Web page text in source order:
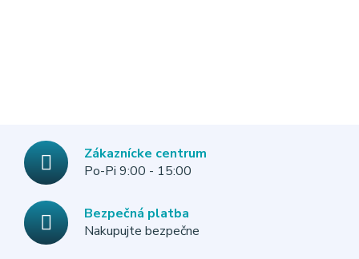
Zákaznícke centrum
Po-Pi 9:00 - 15:00
Bezpečná platba
Nakupujte bezpečne